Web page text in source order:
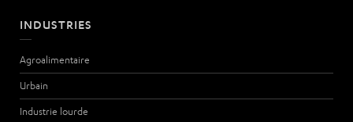
INDUSTRIES
Agroalimentaire
Urbain
Industrie lourde